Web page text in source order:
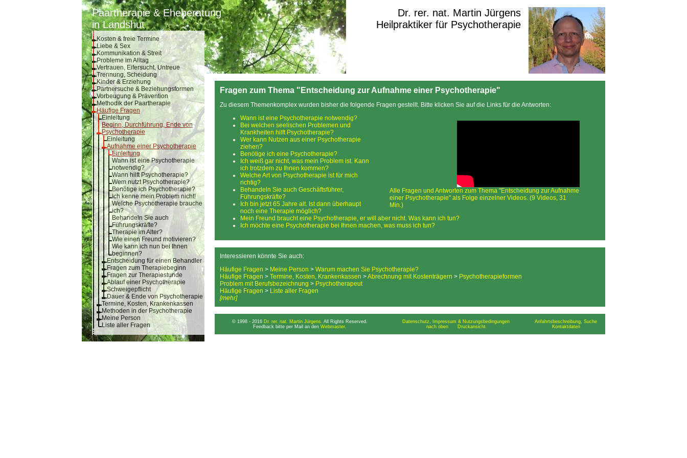
Paartherapie & Eheberatung
in Landshut
Dr. rer. nat. Martin Jürgens
Heilpraktiker für Psychotherapie
Kosten & freie Termine
Liebe & Sex
Kommunikation & Streit
Probleme im Alltag
Vertrauen, Eifersucht, Untreue
Trennung, Scheidung
Kinder & Erziehung
Partnersuche & Beziehungsformen
Vorbeugung & Prävention
Methodik der Paartherapie
Häufige Fragen
Einleitung
Beginn, Durchführung, Ende von
Psychotherapie
Einleitung
Aufnahme einer Psychotherapie
Einleitung
Wann ist eine Psychotherapie
notwendig?
Wann hilft Psychotherapie?
Wem nutzt Psychotherapie?
Benötige ich Psychotherapie?
Ich kenne mein Problem nicht!
Welche Psychotherapie brauche
ich?
Behandeln Sie auch
Führungskräfte?
Therapie im Alter?
Wie einen Freund motivieren?
Wie kann ich nun bei Ihnen
beginnen?
Entscheidung für einen Behandler
Fragen zum Therapiebeginn
Fragen zur Therapiestunde
Ablauf einer Psychotherapie
Schweigepflicht
Dauer & Ende von Psychotherapie
Termine, Kosten, Krankenkassen
Methoden in der Psychotherapie
Meine Person
Liste aller Fragen
Fragen zum Thema "Entscheidung zur Aufnahme einer Psychotherapie"
Zu diesem Themenkomplex wurden bisher die folgende Fragen gestellt. Bitte klicken Sie auf die Links für die Antworten:
Alle Fragen und Antworten zum Thema "Ent­schei­dung zur Aufnahme
einer Psycho­therapie" als Folge einzelner Videos. (9 Videos, 31
Min.)
Wann ist eine Psychotherapie notwendig?
Bei welchen seelischen Problemen und
Krankheiten hilft Psychotherapie?
Wer kann Nutzen aus einer Psychotherapie
ziehen?
Benötige ich eine Psychotherapie?
Ich weiß gar nicht, was mein Problem ist. Kann
ich trotzdem zu Ihnen kommen?
Welche Art von Psychotherapie ist für mich
richtig?
Behandeln Sie auch Geschäftsführer,
Führungskräfte?
Ich bin jetzt 65 Jahre alt. Ist dann überhaupt
noch eine Therapie möglich?
Mein Freund braucht eine Psychotherapie, er will aber nicht. Was kann ich tun?
Ich möchte eine Psychotherapie bei Ihnen machen, was muss ich tun?
Interessieren könnte Sie auch:
Häufige Fragen > Meine Person > Warum machen Sie Psychotherapie?
Häufige Fragen > Termine, Kosten, Krankenkassen >Abrechnung mit Kostenträgern > Psychotherapieformen
Problem mit Berufsbezeichnung > Psychotherapeut
Häufige Fragen > Liste aller Fragen
[mehr]
© 1998 - 2016 Dr. rer. nat. Martin Jürgens. All Rights Reserved.
Feedback bitte per Mail an den Webmaster.
Datenschutz,
Impressum & Nutzungsbedingungen
nach oben
Druckansicht
Anfahrtsbeschreibung, Suche
Kontaktdaten